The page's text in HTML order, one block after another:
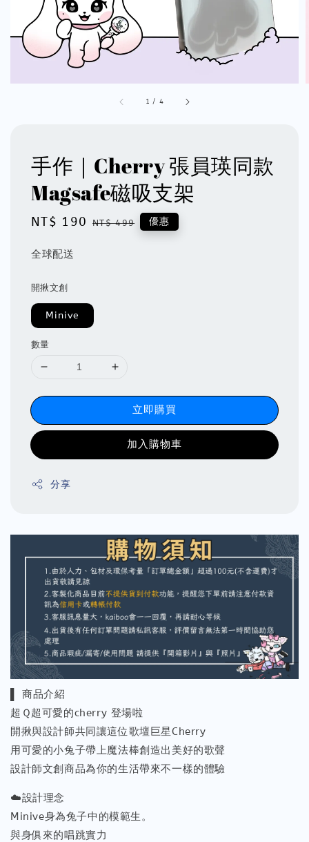
1 / 4
手作｜Cherry 張員瑛同款
Magsafe磁吸支架
Sale
NT$ 190 Regular
NT$ 499 優惠
全球配送
開揪文創
Minive
數量
立即購買
加入購物車
分享
▌ 商品介紹
超Ｑ超可愛的cherry 登場啦
開揪與設計師共同讓這位歌壇巨星Cherry
用可愛的小兔子帶上魔法棒創造出美好的歌聲
設計師文創商品為你的生活帶來不一樣的體驗
☁️設計理念
Minive身為兔子中的模範生。
與身俱來的唱跳實力